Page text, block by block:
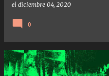
el diciembre 04, 2020
0